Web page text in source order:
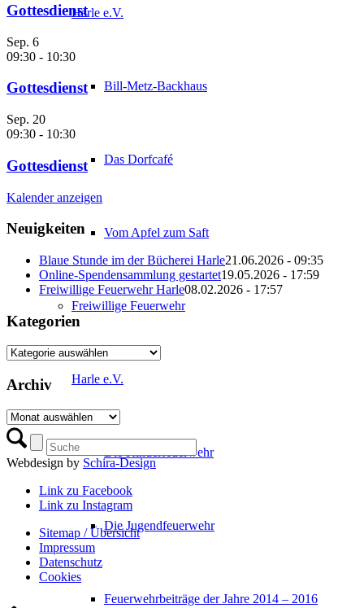
Harle e.V.
Bill-Metz-Backhaus
Das Dorfcafé
Vom Apfel zum Saft
Freiwillige Feuerwehr
Harle e.V.
Die Kinderfeuerwehr
Die Jugendfeuerwehr
Feuerwehrbeiträge der Jahre 2014 – 2016
Gottesdienst
Sep. 6
09:30 - 10:30
Gottesdienst
Sep. 20
09:30 - 10:30
Gottesdienst
Kalender anzeigen
Neuigkeiten
Blaue Stunde im der Bücherei Harle21.06.2026 - 09:35
Online-Spendensammlung gestartet19.05.2026 - 17:59
Freiwillige Feuerwehr Harle08.02.2026 - 17:57
Kategorien
Kategorien
Archiv
Archiv
Webdesign by Schira-Design
Link zu Facebook
Link zu Instagram
Sitemap / Übersicht
Impressum
Datenschutz­
Cookies